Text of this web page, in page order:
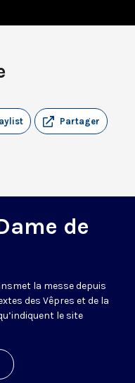
Partager
de
la messe depuis
des Vêpres et de la
le site